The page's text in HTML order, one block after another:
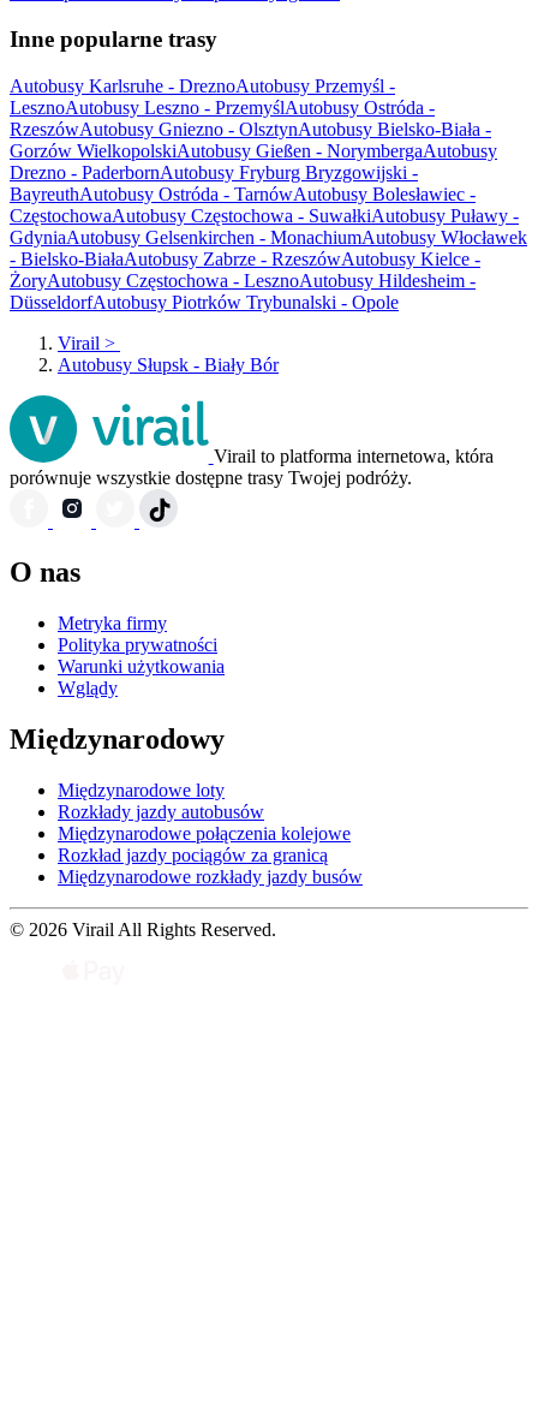
Inne popularne trasy
Autobusy Karlsruhe - DreznoAutobusy Przemyśl -
LesznoAutobusy Leszno - PrzemyślAutobusy Ostróda -
RzeszówAutobusy Gniezno - OlsztynAutobusy Bielsko-Biała -
Gorzów WielkopolskiAutobusy Gießen - NorymbergaAutobusy
Drezno - PaderbornAutobusy Fryburg Bryzgowijski -
BayreuthAutobusy Ostróda - TarnówAutobusy Bolesławiec -
CzęstochowaAutobusy Częstochowa - SuwałkiAutobusy Puławy -
GdyniaAutobusy Gelsenkirchen - MonachiumAutobusy Włocławek
- Bielsko-BiałaAutobusy Zabrze - RzeszówAutobusy Kielce -
ŻoryAutobusy Częstochowa - LesznoAutobusy Hildesheim -
DüsseldorfAutobusy Piotrków Trybunalski - Opole
Virail >
Autobusy Słupsk - Biały Bór
Virail to platforma internetowa, która
porównuje wszystkie dostępne trasy Twojej podróży.
O nas
Metryka firmy
Polityka prywatności
Warunki użytkowania
Wglądy
Międzynarodowy
Międzynarodowe loty
Rozkłady jazdy autobusów
Międzynarodowe połączenia kolejowe
Rozkład jazdy pociągów za granicą
Międzynarodowe rozkłady jazdy busów
© 2026 Virail All Rights Reserved.